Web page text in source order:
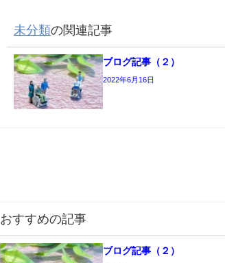
未分類の関連記事
ブログ記事（２）
2022年6月16日
おすすめの記事
ブログ記事（２）